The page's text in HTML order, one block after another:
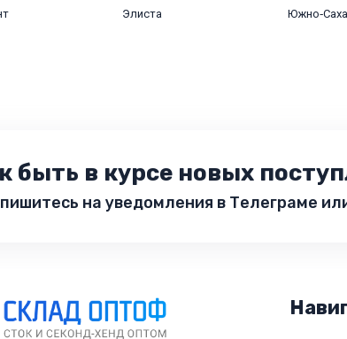
Элиста
быть в курсе новых
на уведомления в Телеграме